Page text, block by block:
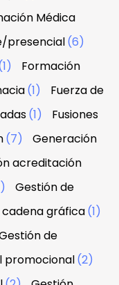
Médica
presencial(6)
Formación
(1)
Fuerza de
(1)
Fusiones
(7)
Generación
acreditación
Gestión de
gráfica(1)
de
promocional(2)